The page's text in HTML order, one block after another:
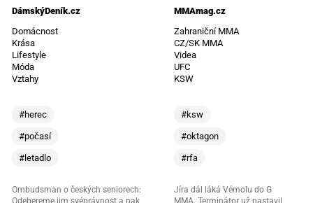
DámskýDeník.cz
Domácnost
Krása
Lifestyle
Móda
Vztahy
#herec
#počasí
#letadlo
Ombudsman o českých seniorech:
MMAmag.cz
Zahraniční MMA
CZ/SK MMA
Videa
UFC
KSW
#ksw
#oktagon
#rfa
Jíra dál láká Vémolu do G